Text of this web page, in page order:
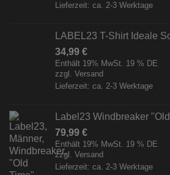
Lieferzeit: ca. 2-3 Werktage
LABEL23 T-Shirt Ideale
34,99 €
Enthält 19% MwSt. 19 % DE
zzgl. Versand
Lieferzeit: ca. 2-3 Werktage
Label23 Windbreaker
79,99 €
Enthält 19% MwSt. 19 % DE
zzgl. Versand
Lieferzeit: ca. 2-3 Werktage